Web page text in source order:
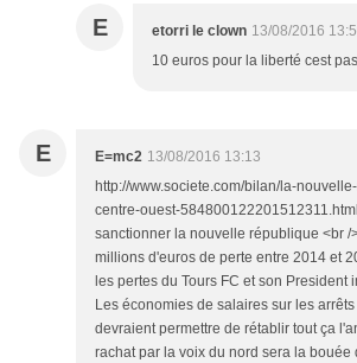
E etorri le clown 13/08/2016
10 euros pour la liberté cest
E E=mc2 13/08/2016 13:13
http://www.societe.com/bilan/la-
centre-ouest-
sanctionner la nouvelle république <br /
millions d'euros de perte entre 2014 et
les pertes du Tours FC et son President
Les économies de salaires sur les
devraient permettre de rétablir tout ça
rachat par la voix du nord sera la bouée